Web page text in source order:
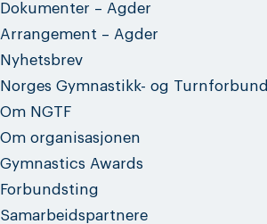
Dokumenter – Agder
Arrangement – Agder
Nyhetsbrev
Norges Gymnastikk- og Turnforbund
Om NGTF
Om organisasjonen
Gymnastics Awards
Forbundsting
Samarbeidspartnere